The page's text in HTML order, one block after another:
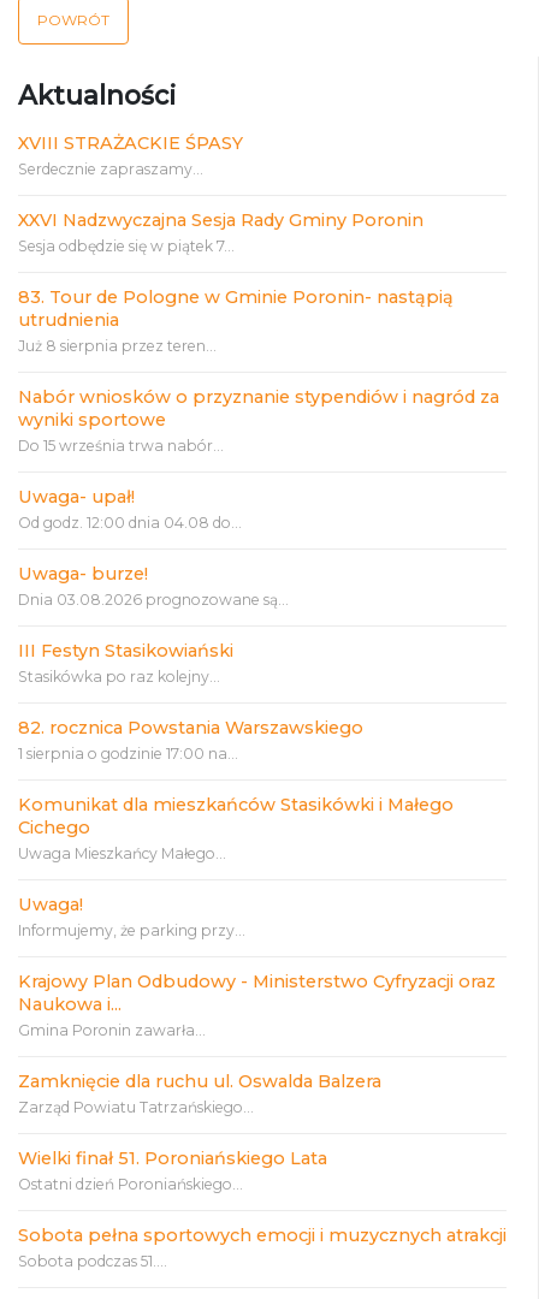
Aktualności
XVIII STRAŻACKIE ŚPASY
Serdecznie zapraszamy...
XXVI Nadzwyczajna Sesja Rady Gminy Poronin
Sesja odbędzie się w piątek 7...
83. Tour de Pologne w Gminie Poronin- nastąpią
utrudnienia
Już 8 sierpnia przez teren...
Nabór wniosków o przyznanie stypendiów i nagród za
wyniki sportowe
Do 15 września trwa nabór...
Uwaga- upał!
Od godz. 12:00 dnia 04.08 do...
Uwaga- burze!
Dnia 03.08.2026 prognozowane są...
III Festyn Stasikowiański
Stasikówka po raz kolejny...
82. rocznica Powstania Warszawskiego
1 sierpnia o godzinie 17:00 na...
Komunikat dla mieszkańców Stasikówki i Małego
Cichego
Uwaga Mieszkańcy Małego...
Uwaga!
Informujemy, że parking przy...
Krajowy Plan Odbudowy - Ministerstwo Cyfryzacji oraz
Naukowa i...
Gmina Poronin zawarła...
Zamknięcie dla ruchu ul. Oswalda Balzera
Zarząd Powiatu Tatrzańskiego...
Wielki finał 51. Poroniańskiego Lata
Ostatni dzień Poroniańskiego...
Sobota pełna sportowych emocji i muzycznych atrakcji
Sobota podczas 51....
POWRÓT